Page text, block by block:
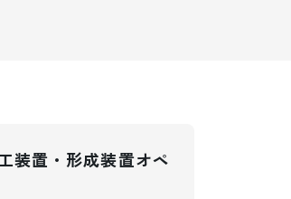
装置・形成装置オペ